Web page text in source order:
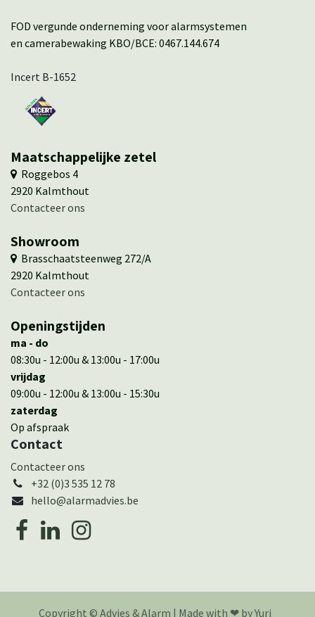
FOD vergunde onderneming voor alarmsystemen
en camerabewaking KBO/BCE: 0467.144.674
Incert B-1652
Maatschappelijke zetel
​ ​Roggebos 4
​2920 Kalmthout
Contacteer ons
Showroom
​ Brasschaatsteenweg 272/A
​​2920 Kalmthout
​​Contacteer ons
Openingstijden
ma - do
08:30u - 12:00u & 13:00u - 17:00u
vrijdag
09:00u - 12:00u & 13:00u - 15:30u
zaterdag
Op afspraak
Contact
Cont​actee​r ons
+32 (0)3 535 12 78
hello@alarmadvies.be
Copyright © Advies & Alarm | Made with ❤︎ by Yuri